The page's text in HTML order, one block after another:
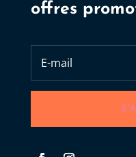
offres